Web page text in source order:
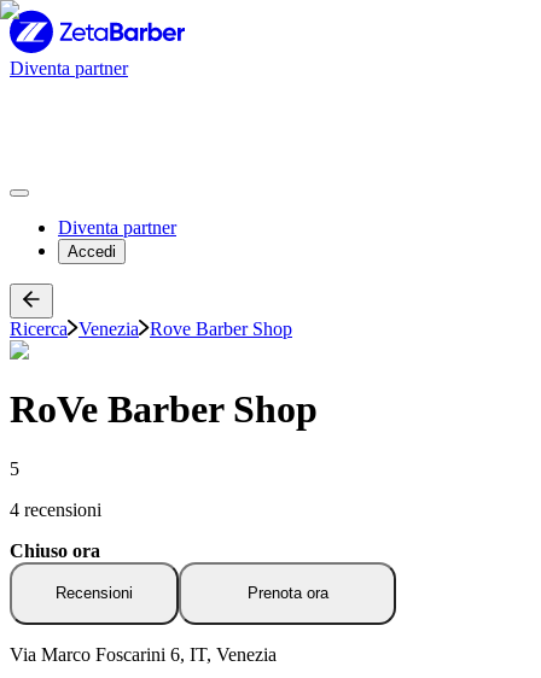
Diventa partner
Diventa partner
Accedi
Ricerca Venezia Rove Barber Shop
RoVe Barber Shop
5
4 recensioni
Chiuso ora
Recensioni Prenota ora
Via Marco Foscarini 6, IT, Venezia